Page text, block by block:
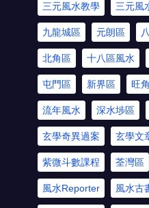
三元風水教學 三元風
九龍城區 元朗區
北角區 十八區風水
屯門區 新界區 旺
流年風水 深水埗區
玄學奇異過案 玄學文
紫微斗數課程 荃灣區
風水Reporter 風水古